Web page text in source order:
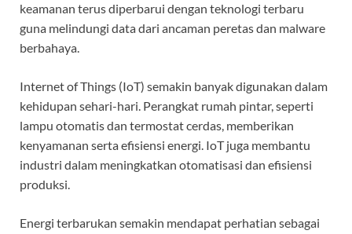
keamanan terus diperbarui dengan teknologi terbaru
guna melindungi data dari ancaman peretas dan malware
berbahaya.
Internet of Things (IoT) semakin banyak digunakan dalam
kehidupan sehari-hari. Perangkat rumah pintar, seperti
lampu otomatis dan termostat cerdas, memberikan
kenyamanan serta efisiensi energi. IoT juga membantu
industri dalam meningkatkan otomatisasi dan efisiensi
produksi.
Energi terbarukan semakin mendapat perhatian sebagai